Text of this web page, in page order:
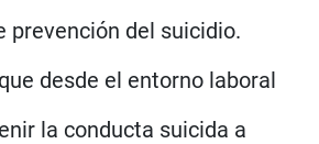
prevención del suicidio.
desde el entorno laboral
la conducta suicida a